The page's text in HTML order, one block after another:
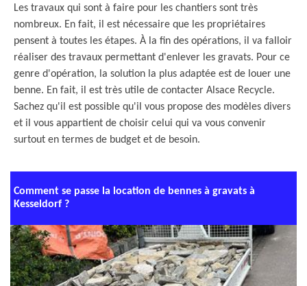
Les travaux qui sont à faire pour les chantiers sont très
nombreux. En fait, il est nécessaire que les propriétaires
pensent à toutes les étapes. À la fin des opérations, il va falloir
réaliser des travaux permettant d'enlever les gravats. Pour ce
genre d'opération, la solution la plus adaptée est de louer une
benne. En fait, il est très utile de contacter Alsace Recycle.
Sachez qu'il est possible qu'il vous propose des modèles divers
et il vous appartient de choisir celui qui va vous convenir
surtout en termes de budget et de besoin.
Comment se passe la location de bennes à gravats à
Kesseldorf ?